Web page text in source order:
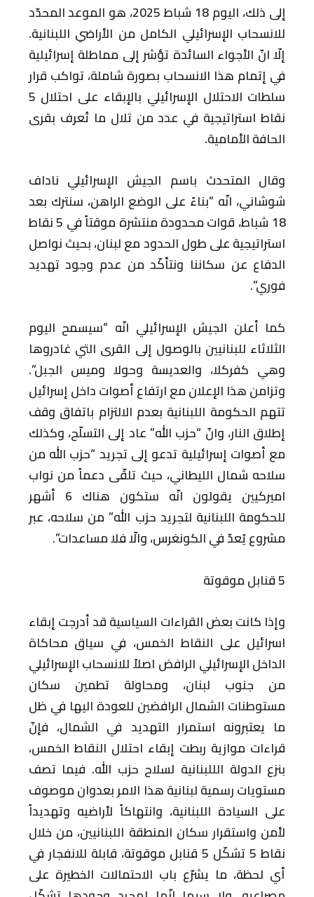
إلى ذلك، اليوم 18 شباط 2025، هو الموعد المحدّد
للانسحاب الإسرائيلي الكامل من الأراضي اللبنانية.
إلّا انّ الأجواء السائدة تؤشر إلى مماطلة إسرائيلية
في إتمام هذا الانسحاب بصورة شاملة، تواكب قرار
سلطات الاحتلال الإسرائيلي بالإبقاء على احتلال 5
نقاط استراتيجية في عدد من تلال ما تُعرف بقرى
الحافة الأمامية.
وقال المتحدث باسم الجيش الإسرائيلي ناداف
شوشاني، انّه “بناءً على الوضع الراهن، سنترك بعد
18 شباط، قوات محدودة منتشرة موقتاً في 5 نقاط
استراتيجية على طول الحدود مع لبنان، بحيث نواصل
الدفاع عن سكاننا ونتأكّد من عدم وجود تهديد
فوري”.
كما أعلن الجيش الإسرائيلي انّه “سيسمح اليوم
الثلاثاء للبنانيين بالوصول إلى القرى التي غادروها
وهي كفركلا، والعديسة وحولا وميس الجبل”.
وتزامن هذا الإعلان مع ارتفاع أصوات داخل إسرائيل
تتهم الحكومة اللبنانية بعدم الالتزام باتفاق وقف
إطلاق النار، وانّ “حزب الله” عاد إلى التسلّح، وكذلك
مع أصوات إسرائيلية تدعو إلى تجريد “حزب الله من
سلاحه شمال الليطاني، حيث تلقّى دعماً من نواب
اميركيين يقولون انّه ستكون هناك 6 أشهر
للحكومة اللبنانية لتجريد حزب الله” من سلاحه، عبر
مشروع يُعدّ في الكونغرس، والّا فلا مساعدات”.
5 قنابل موقوتة
وإذا كانت بعض القراءات السياسية قد أدرجت إبقاء
اسرائيل على النقاط الخمس، في سياق محاكاة
الداخل الإسرائيلي الرافض اصلاً للانسحاب الإسرائيلي
من جنوب لبنان، ومحاولة تطمين سكان
مستوطنات الشمال الرافضين للعودة اليها في ظل
ما يعتبرونه استمرار التهديد في الشمال، فإنّ
قراءات موازية ربطت إبقاء احتلال النقاط الخمس،
بنزع الدولة الللبنانية لسلاح حزب الله. فيما تصف
مستويات رسمية لبنانية هذا الامر بعدوان موصوف
على السيادة اللبنانية، وانتهاكاً لأراضيه وتهديداً
لأمن واستقرار سكان المنطقة اللبنانيين، من خلال
نقاط 5 تشكّل 5 قنابل موقوتة، قابلة للانفجار في
أي لحظة، ما يشرّع باب الاحتمالات الخطيرة على